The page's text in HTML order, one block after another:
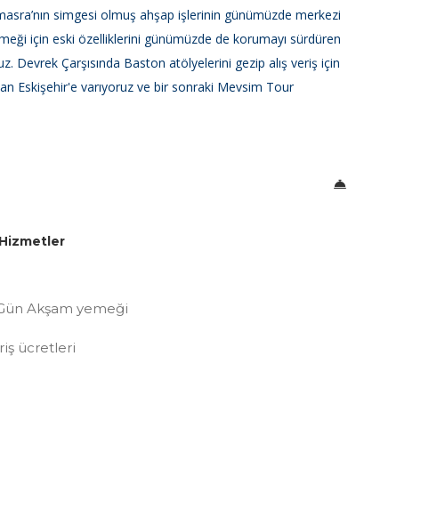
simgesi olmuş ahşap işlerinin günümüzde merkezi
için eski özelliklerini günümüzde de korumayı sürdüren
Çarşısında Baston atölyelerini gezip alış veriş için
Eskişehir'e varıyoruz ve bir sonraki Mevsim Tour
Akşam yemeği
ücretleri